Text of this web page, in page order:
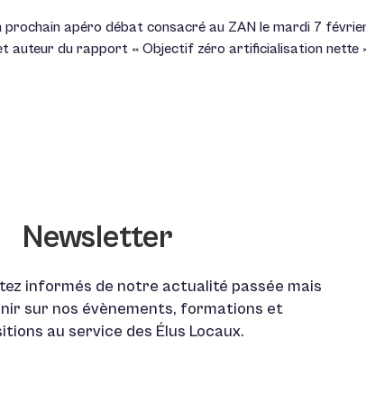
prochain apéro débat consacré au ZAN le mardi 7
auteur du rapport « Objectif zéro artificialisation nette
Newsletter
informés de notre actualité passée mais
sur nos évènements, formations et
au service des Élus Locaux.